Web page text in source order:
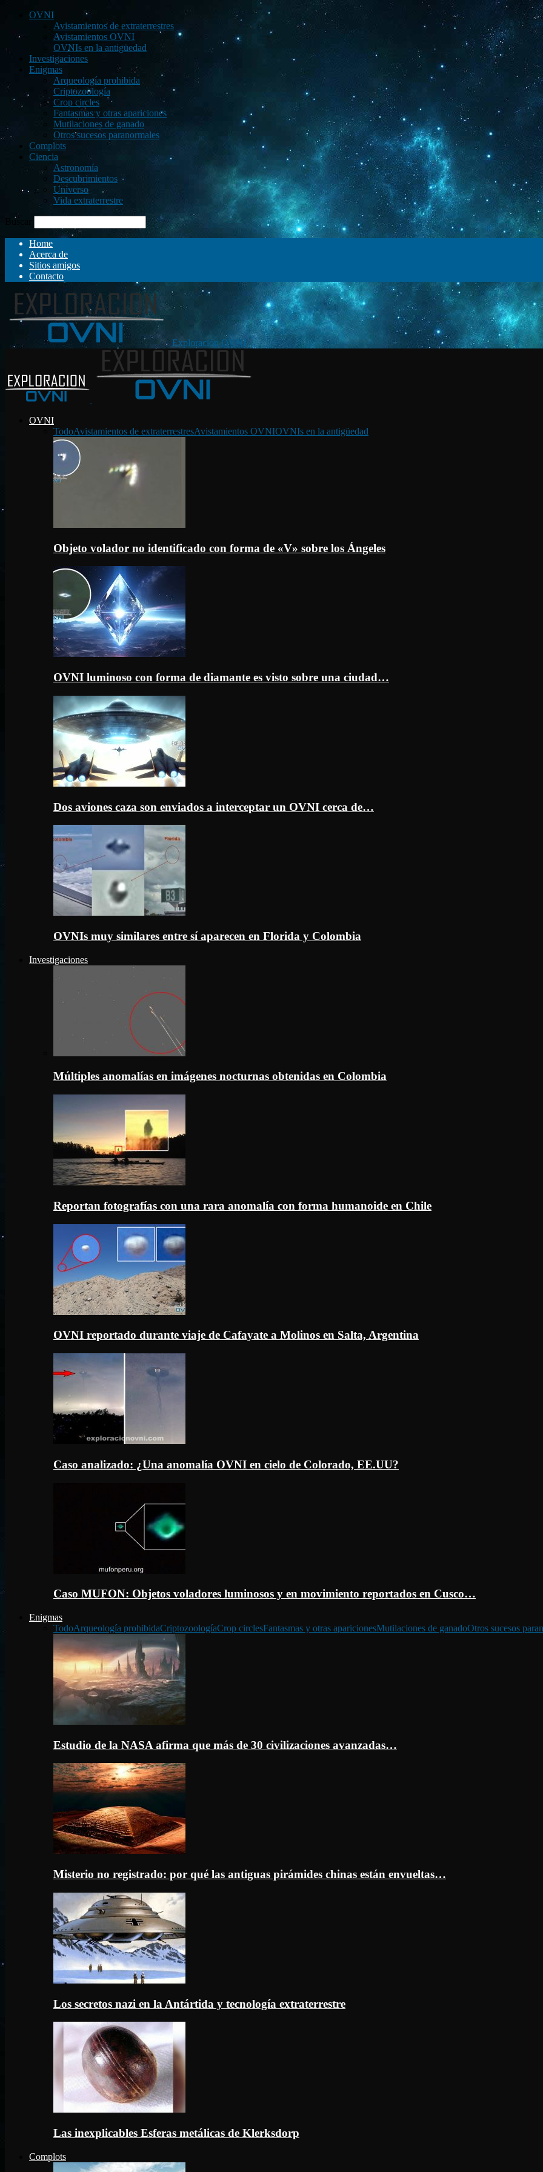
OVNI
Avistamientos de extraterrestres
Avistamientos OVNI
OVNIs en la antigüedad
Investigaciones
Enigmas
Arqueología prohibida
Criptozoología
Crop circles
Fantasmas y otras apariciones
Mutilaciones de ganado
Otros sucesos paranormales
Complots
Ciencia
Astronomía
Descubrimientos
Universo
Vida extraterrestre
Buscar
Home
Acerca de
Sitios amigos
Contacto
Exploración OVNI
OVNI
TodoAvistamientos de extraterrestresAvistamientos OVNIOVNIs en la antigüedad
Objeto volador no identificado con forma de «V» sobre los Ángeles
OVNI luminoso con forma de diamante es visto sobre una ciudad…
Dos aviones caza son enviados a interceptar un OVNI cerca de…
OVNIs muy similares entre sí aparecen en Florida y Colombia
Investigaciones
Múltiples anomalías en imágenes nocturnas obtenidas en Colombia
Reportan fotografías con una rara anomalía con forma humanoide en Chile
OVNI reportado durante viaje de Cafayate a Molinos en Salta, Argentina
Caso analizado: ¿Una anomalía OVNI en cielo de Colorado, EE.UU?
Caso MUFON: Objetos voladores luminosos y en movimiento reportados en Cusco…
Enigmas
TodoArqueología prohibidaCriptozoologíaCrop circlesFantasmas y otras aparicionesMutilaciones de ganadoOtros sucesos
Estudio de la NASA afirma que más de 30 civilizaciones avanzadas…
Misterio no registrado: por qué las antiguas pirámides chinas están envueltas…
Los secretos nazi en la Antártida y tecnología extraterrestre
Las inexplicables Esferas metálicas de Klerksdorp
Complots